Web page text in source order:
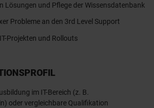
Lösungen und Pflege der Wissensdatenbank
Probleme an den 3rd Level Support
Projekten und Rollouts
im IT-Bereich (z. B.
oder vergleichbare Qualifikation